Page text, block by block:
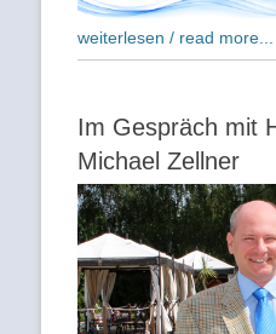
weiterlesen / read more...
Im Gespräch mit
Michael Zellner